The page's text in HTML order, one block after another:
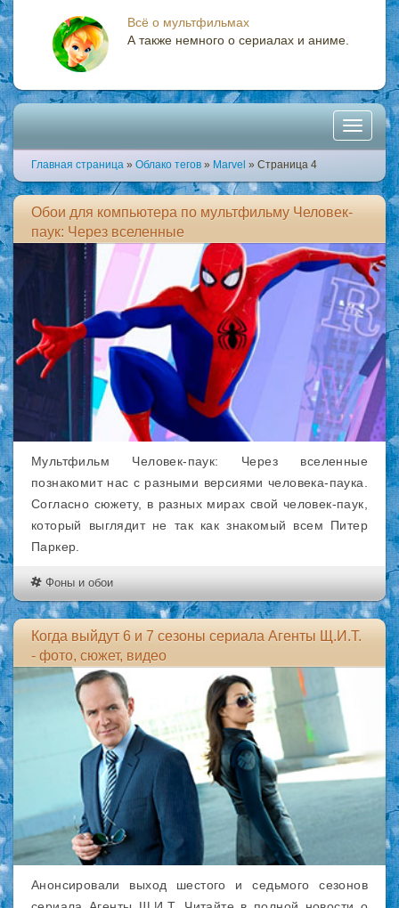
Всё о мультфильмах
А также немного о сериалах и аниме.
Toggle
Главная страница » Облако тегов » Marvel » Страница 4
Обои для компьютера по мультфильму Человек-
паук: Через вселенные
Мультфильм Человек-паук: Через вселенные
познакомит нас с разными версиями человека-паука.
Согласно сюжету, в разных мирах свой человек-паук,
который выглядит не так как знакомый всем Питер
Паркер.
Фоны и обои
Когда выйдут 6 и 7 сезоны сериала Агенты Щ.И.Т.
- фото, сюжет, видео
Анонсировали выход шестого и седьмого сезонов